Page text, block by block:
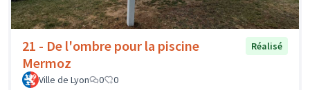
21 - De l'ombre pour la piscine
Mermoz
Réalisé
Ville de Lyon 0 0